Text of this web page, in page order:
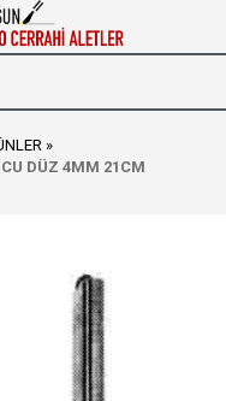
DÜZ 4MM 21CM